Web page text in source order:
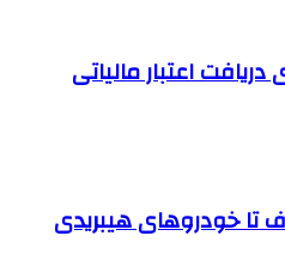
اعتبار مالیاتی
تا خودروهای هیبریدی